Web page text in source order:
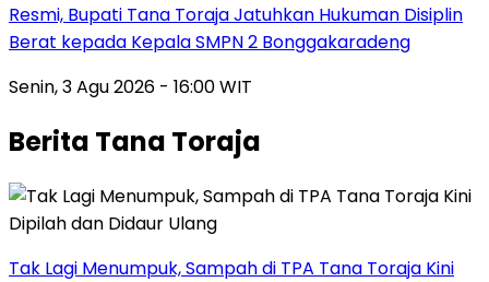
Resmi, Bupati Tana Toraja Jatuhkan Hukuman Disiplin
Berat kepada Kepala SMPN 2 Bonggakaradeng
Senin, 3 Agu 2026 - 16:00 WIT
Berita Tana Toraja
Tak Lagi Menumpuk, Sampah di TPA Tana Toraja Kini